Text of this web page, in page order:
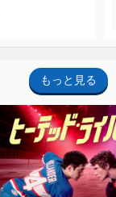
もっと見る